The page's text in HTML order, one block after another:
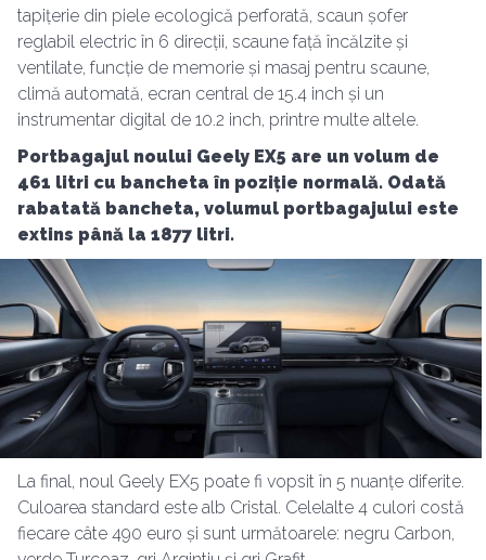
tapițerie din piele ecologică perforată, scaun șofer
reglabil electric în 6 direcții, scaune față încălzite și
ventilate, funcție de memorie și masaj pentru scaune,
climă automată, ecran central de 15.4 inch și un
instrumentar digital de 10.2 inch, printre multe altele.
Portbagajul noului Geely EX5 are un volum de
461 litri cu bancheta în poziție normală. Odată
rabatată bancheta, volumul portbagajului este
extins până la 1877 litri.
La final, noul Geely EX5 poate fi vopsit în 5 nuanțe diferite.
Culoarea standard este alb Cristal. Celelalte 4 culori costă
fiecare câte 490 euro și sunt următoarele: negru Carbon,